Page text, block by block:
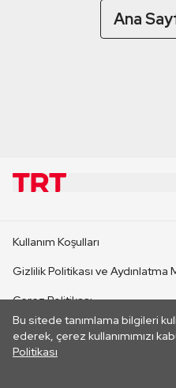
Ana
Bu sitede tanımlama bilgileri
ederek, çerez kullanımımızı
Politikası
CANLI YAYINLAR
Kullanım Koşulları
Gizlilik Politikası ve Aydınlatma
Çerez Politikası
İletişim
Her hakkı saklıdır. ©2026